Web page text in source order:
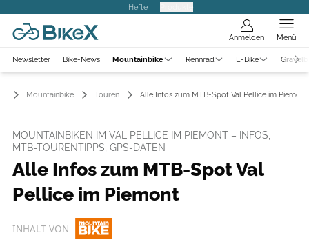
Hefte
Anmelden Menü
Newsletter Bike-News Mountainbike Rennrad E-Bike
Mountainbike Touren Alle Infos zum MTB-Spot Val Pellice im Piemont
MOUNTAINBIKEN IM VAL PELLICE IM PIEMONT – INFOS,
MTB-TOURENTIPPS, GPS-DATEN
Alle Infos zum MTB-Spot Val
Pellice im Piemont
INHALT VON